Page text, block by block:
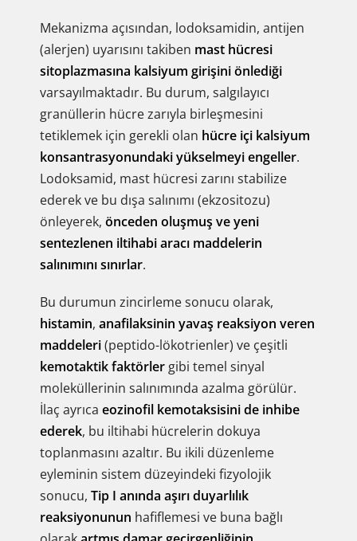
Mekanizma açısından, lodoksamidin, antijen
(alerjen) uyarısını takiben mast hücresi
sitoplazmasına kalsiyum girişini önlediği
varsayılmaktadır. Bu durum, salgılayıcı
granüllerin hücre zarıyla birleşmesini
tetiklemek için gerekli olan hücre içi kalsiyum
konsantrasyonundaki yükselmeyi engeller.
Lodoksamid, mast hücresi zarını stabilize
ederek ve bu dışa salınımı (ekzositozu)
önleyerek, önceden oluşmuş ve yeni
sentezlenen iltihabi aracı maddelerin
salınımını sınırlar.
Bu durumun zincirleme sonucu olarak,
histamin, anafilaksinin yavaş reaksiyon veren
maddeleri(peptido-lökotrienler) ve çeşitli
kemotaktik faktörler gibi temel sinyal
moleküllerinin salınımında azalma görülür.
İlaç ayrıca eozinofil kemotaksisini de inhibe
ederek, bu iltihabi hücrelerin dokuya
toplanmasını azaltır. Bu ikili düzenleme
eyleminin sistem düzeyindeki fizyolojik
sonucu, Tip I anında aşırı duyarlılık
reaksiyonunun hafiflemesi ve buna bağlı